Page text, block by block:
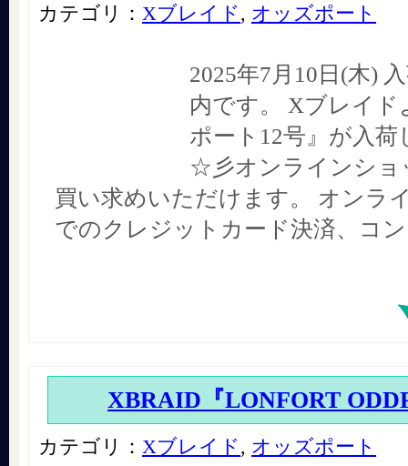
カテゴリ： Xブレイド , オッズポート
2025年7月10日(木)
内です。 Xブレイド
ポート12号』が入荷
☆彡オンラインショ
買い求めいただけます。 オンラ
でのクレジットカード決済、コ
XBRAID『LONFORT
カテゴリ： Xブレイド , オッズポート